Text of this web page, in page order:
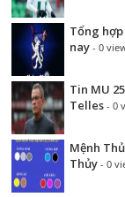
Tổng
nay - 0
Tin MU
Telles - 0
Mệnh
Thủy - 0